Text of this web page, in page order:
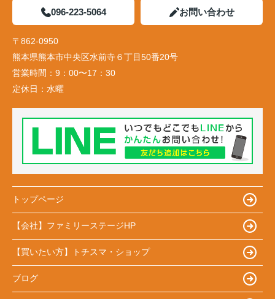
096-223-5064 お問い合わせ
〒862-0950
熊本県熊本市中央区水前寺６丁目50番20号
営業時間： 9：00〜17：30
定休日： 水曜
トップページ
【会社】ファミリーステージHP
【買いたい方】トチスマ・ショップ
ブログ